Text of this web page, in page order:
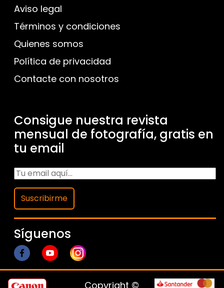
Aviso legal
Términos y condiciones
Quienes somos
Política de privacidad
Contacte con nosotros
Consigue nuestra revista
mensual de fotografía, gratis en
tu email
Suscribirme
Síguenos
Copyright ©